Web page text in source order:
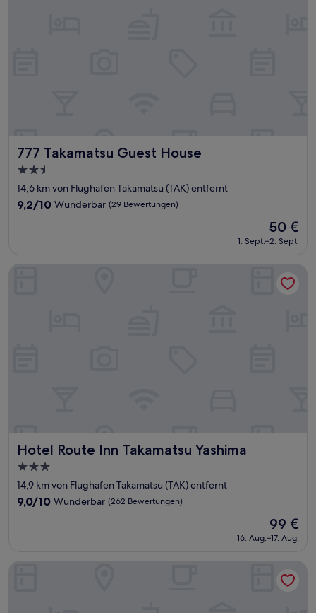
777 Takamatsu Guest House
777 Takamatsu Guest House
2.5-
Sterne-
Unterkunft
14,6 km von Flughafen Takamatsu (TAK) entfernt
9.2
Bewertungen)
9,2/10 Wunderbar (29 Bewertungen)
Der
Preis
beträgt
50 €
1. Sept.–2. Sept.
Hotel Route Inn Takamatsu Yashima
Hotel Route Inn Takamatsu Yashima
3.0-
Sterne-
Unterkunft
14,9 km von Flughafen Takamatsu (TAK) entfernt
9.0
Bewertungen)
9,0/10 Wunderbar (262 Bewertungen)
Der
Preis
beträgt
99 €
16. Aug.–17. Aug.
Royal Park Hotel Takamatsu